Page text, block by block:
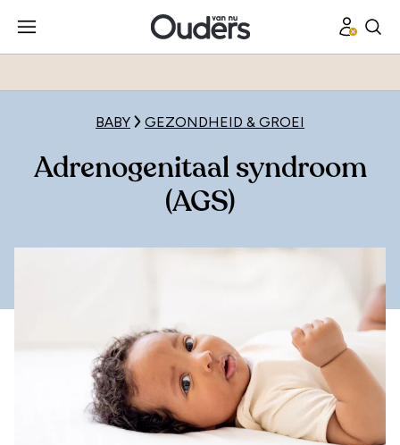
BABY GEZONDHEID & GROEI
Adrenogenitaal syndroom
(AGS)